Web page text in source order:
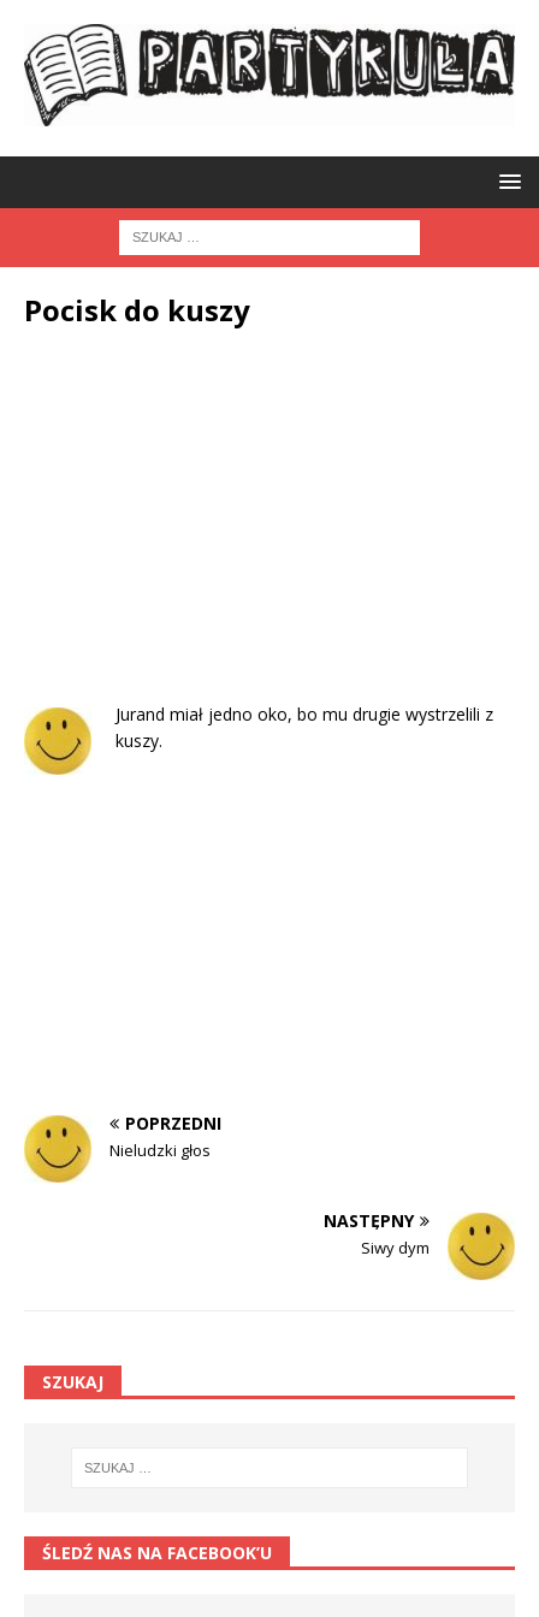
Pocisk do kuszy
Jurand miał jedno oko, bo mu drugie wystrzelili z
kuszy.
POPRZEDNI
Nieludzki głos
NASTĘPNY
Siwy dym
SZUKAJ
ŚLEDŹ NAS NA FACEBOOK’U